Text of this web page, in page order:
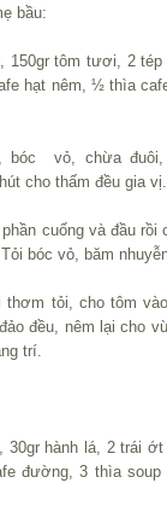
bầu:
150gr tôm tươi, 2
hạt nêm, ½ thìa
bóc vỏ, chừa đuôi,
cho thấm đều gia vị.
cuống và đầu rồi
bóc vỏ, băm
thơm tỏi, cho tôm
đều, nêm lại cho
trí.
30gr hành lá, 2 trái
đường, 3 thìa soup